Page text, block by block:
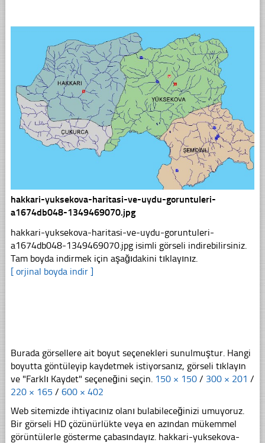
hakkari-yuksekova-haritasi-ve-uydu-goruntuleri-
a1674db048-1349469070.jpg
hakkari-yuksekova-haritasi-ve-uydu-goruntuleri-
a1674db048-1349469070.jpg isimli görseli indirebilirsiniz.
Tam boyda indirmek için aşağıdakini tıklayınız.
[ orjinal boyda indir ]
Burada görsellere ait boyut seçenekleri sunulmuştur. Hangi
boyutta göntüleyip kaydetmek istiyorsanız, görseli tıklayın
ve "Farklı Kaydet" seçeneğini seçin. 150 × 150 / 300 × 201 /
220 × 165 / 600 × 402
Web sitemizde ihtiyacınız olanı bulabileceğinizi umuyoruz.
Bir görseli HD çözünürlükte veya en azından mükemmel
görüntülerle gösterme çabasındayız. hakkari-yuksekova-